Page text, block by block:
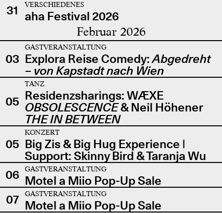
31
VERSCHIEDENES
aha Festival 2026
Februar 2026
03
GASTVERANSTALTUNG
Explora Reise Comedy:Abgedreht
– von Kapstadt nach Wien
05
TANZ
Residenzsharings: WÆXE
OBSOLESCENCE& Neil Höhener
THE IN BETWEEN
05
KONZERT
Big Zis & Big Hug Experience |
Support: Skinny Bird & Taranja Wu
06
GASTVERANSTALTUNG
Motel a Miio Pop-Up Sale
07
GASTVERANSTALTUNG
Motel a Miio Pop-Up Sale